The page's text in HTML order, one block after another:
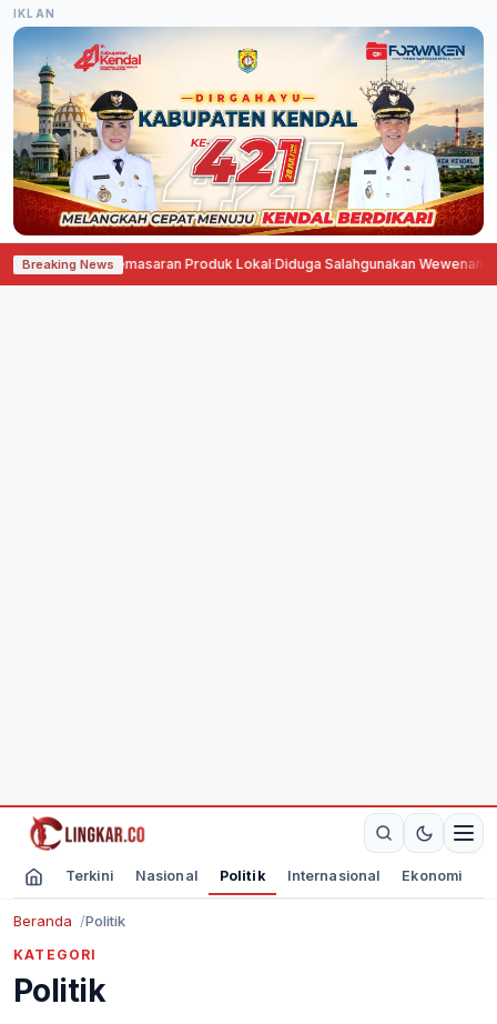
IKLAN
Breaking News
Perluas Pemasaran Produk Lokal· Diduga Salahgunakan Wewenang,
Terkini Nasional Politik Internasional Ekonomi
Beranda Politik
KATEGORI
Politik